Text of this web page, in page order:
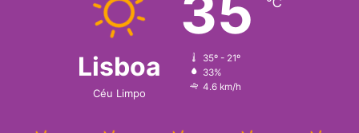
Lisboa
Céu Limpo
35º - 21º
33%
4.6 km/h